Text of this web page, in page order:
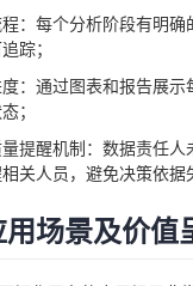
：每个分析阶段有明确
踪；
：通过图表和报告展示
；
提醒机制：数据责任
关人员，避免决策依据
用场景及价值